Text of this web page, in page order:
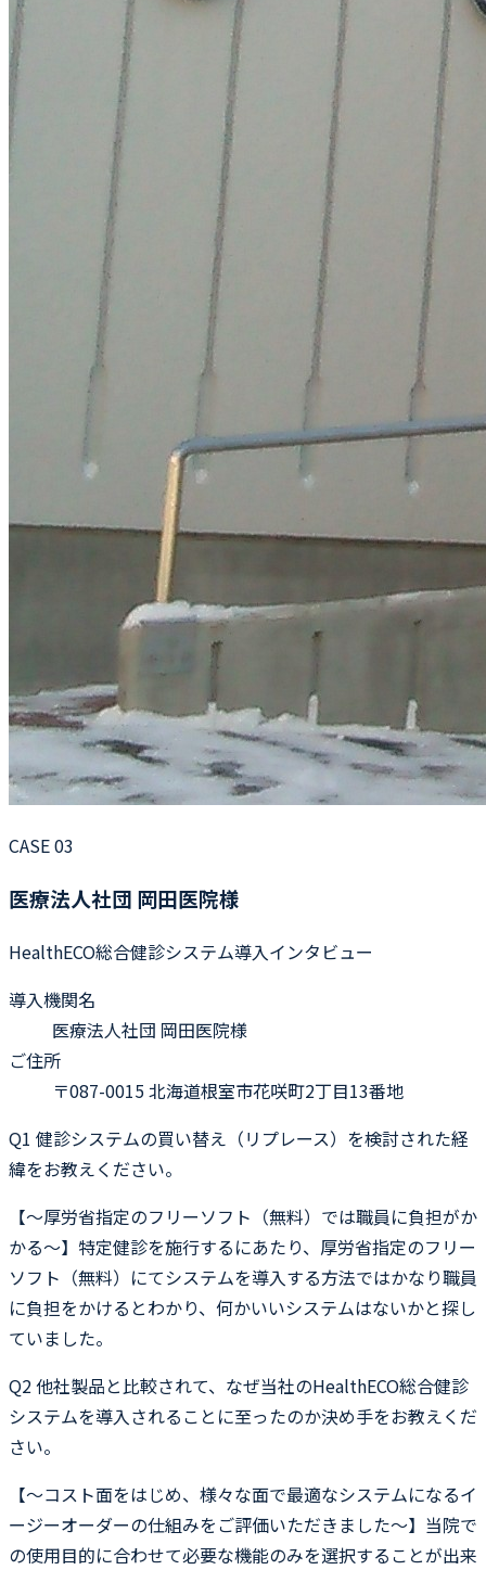
CASE 03
医療法人社団 岡田医院様
HealthECO総合健診システム導入インタビュー
導入機関名
医療法人社団 岡田医院様
ご住所
〒087-0015 北海道根室市花咲町2丁目13番地
Q1 健診システムの買い替え（リプレース）を検討された経
緯をお教えください。
【〜厚労省指定のフリーソフト（無料）では職員に負担がか
かる〜】特定健診を施行するにあたり、厚労省指定のフリー
ソフト（無料）にてシステムを導入する方法ではかなり職員
に負担をかけるとわかり、何かいいシステムはないかと探し
ていました。
Q2他社製品と比較されて、なぜ当社のHealthECO総合健診
システムを導入されることに至ったのか決め手をお教えくだ
さい。
【〜コスト面をはじめ、様々な面で最適なシステムになるイ
ージーオーダーの仕組みをご評価いただきました〜】当院で
の使用目的に合わせて必要な機能のみを選択することが出来